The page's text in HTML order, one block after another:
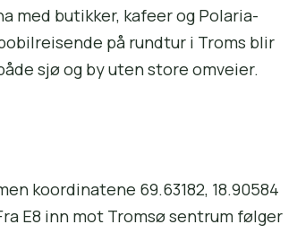
med butikker, kafeer og Polaria-
på rundtur i Troms blir
sjø og by uten store omveier.
koordinatene 69.63182, 18.90584
E8 inn mot Tromsø sentrum følger